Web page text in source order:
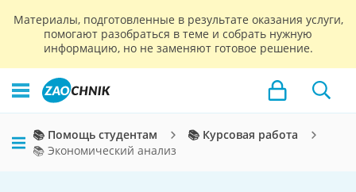
Материалы, подготовленные в результате оказания услуги,
помогают разобраться в теме и собрать нужную
информацию, но не заменяют готовое решение.
📚 Помощь студентам
📚 Курсовая работа
📚 Экономический анализ